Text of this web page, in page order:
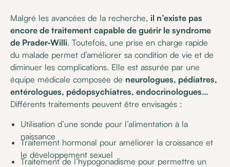
Malgré les avancées de la recherche, il n’existe pas
encore de traitement capable de guérir le syndrome
de Prader-Willi. Toutefois, une prise en charge rapide
du malade permet d’améliorer sa condition de vie et de
diminuer les complications. Elle est assurée par une
équipe médicale composée de neurologues, pédiatres,
entérologues, pédopsychiatres, endocrinologues…
Différents traitements peuvent être envisagés :
Utilisation d’une sonde pour l’alimentation à la
naissance
Traitement hormonal pour améliorer la croissance et
le développement sexuel
Traitement de l’hypogonadisme pour permettre un